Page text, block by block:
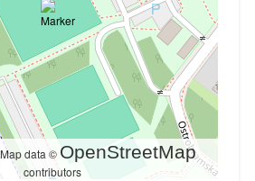
Map data © OpenStreetMap
contributors